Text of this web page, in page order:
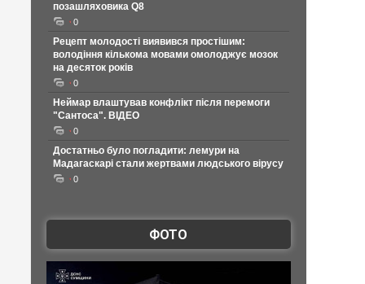
позашляховика Q8
0
Рецепт молодості виявився простішим:
володіння кількома мовами омолоджує мозок
на десяток років
0
Неймар влаштував конфлікт після перемоги
"Сантоса". ВІДЕО
0
Достатньо було погладити: лемури на
Мадагаскарі стали жертвами людського вірусу
0
ФОТО